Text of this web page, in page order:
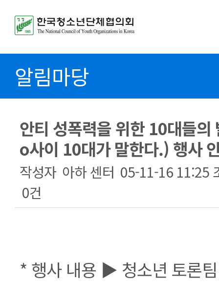
알림마당
안티 성폭력을 위한 10대들
o사이 10대가 말한다.) 행사
작성자 아하 센터 05-11-16 11:25
0건
본문
* 행사 내용 ▶ 청소년 토론